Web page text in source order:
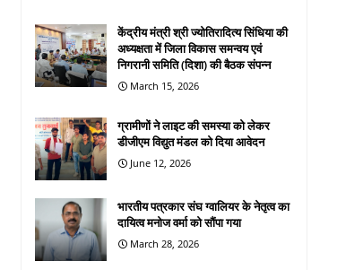
केंद्रीय मंत्री श्री ज्योतिरादित्य सिंधिया की
अध्यक्षता में जिला विकास समन्वय एवं
निगरानी समिति (दिशा) की बैठक संपन्न
March 15, 2026
ग्रामीणों ने लाइट की समस्या को लेकर
डीजीएम विद्युत मंडल को दिया आवेदन
June 12, 2026
भारतीय पत्रकार संघ ग्वालियर के नेतृत्व का
दायित्व मनोज वर्मा को सौंपा गया
March 28, 2026